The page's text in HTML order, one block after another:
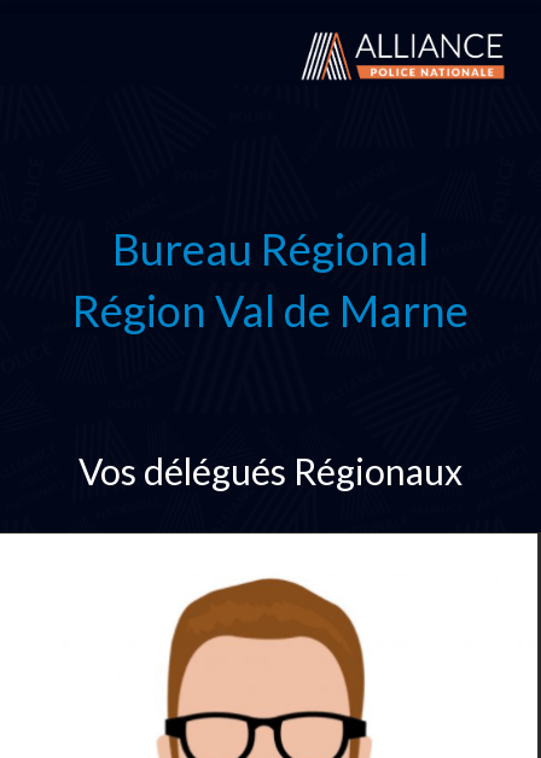
Bureau Régional
Région Val de Marne
Vos délégués Régionaux